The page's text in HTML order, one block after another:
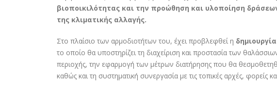
βιοποικιλότητας και την προώθηση και υλοποίηση
της κλιματικής αλλαγής.
Στο πλαίσιο των αρμοδιοτήτων του, έχει προβλεφθεί η
το οποίο θα υποστηρίζει τη διαχείριση και προστασία των
περιοχής, την εφαρμογή των μέτρων διατήρησης που θα
καθώς και τη συστηματική συνεργασία με τις τοπικές αρχές, φορείς